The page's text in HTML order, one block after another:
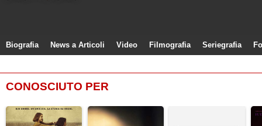
Biografia News a Articoli Video Filmografia Seriegrafia
CONOSCIUTO PER